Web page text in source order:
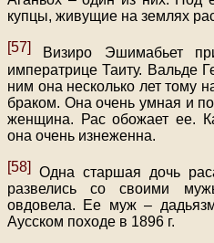
купцы, живущие на землях
[57]
Визиро Эшимабьет
императрице Таиту. Вальде
ним она несколько лет тому
браком. Она очень умная и
женщина. Рас обожает ее.
она очень изнеженна.
[58]
Одна старшая дочь
развелись со своими
овдовела. Ее муж –
Аусском походе в 1896 г.